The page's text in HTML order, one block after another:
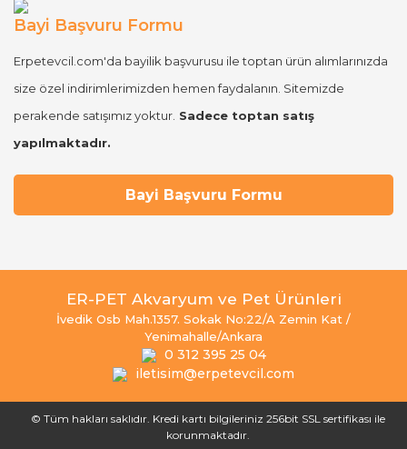
Bayi Başvuru Formu
Erpetevcil.com'da bayilik başvurusu ile toptan ürün alımlarınızda
size özel indirimlerimizden hemen faydalanın. Sitemizde
perakende satışımız yoktur. Sadece toptan satış
yapılmaktadır.
Bayi Başvuru Formu
ER-PET Akvaryum ve Pet Ürünleri
İvedik Osb Mah.1357. Sokak No:22/A Zemin Kat /
Yenimahalle/Ankara
0 312 395 25 04
iletisim@erpetevcil.com
© Tüm hakları saklıdır. Kredi kartı bilgileriniz 256bit SSL sertifikası ile
korunmaktadır.